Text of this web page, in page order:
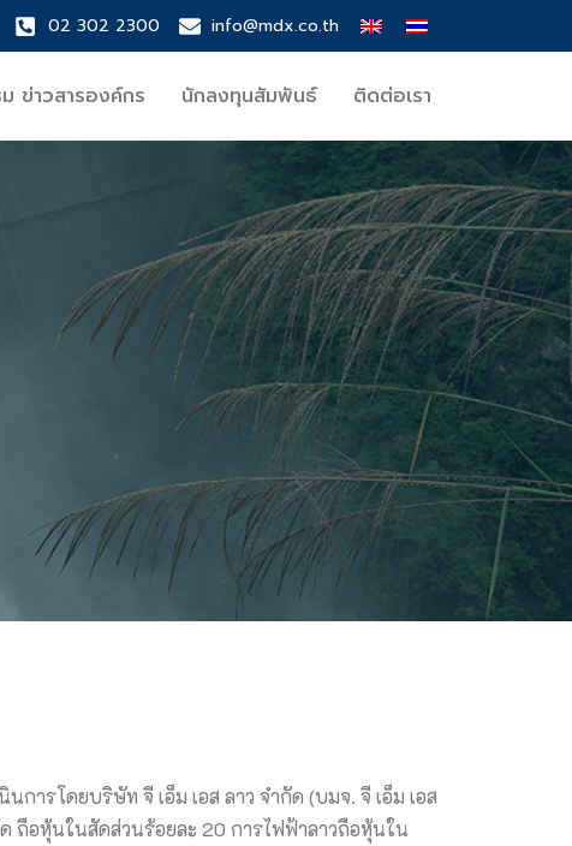
02 302 2300 info@mdx.co.th
ข่าวสารองค์กร นักลงทุนสัมพันธ์ ติดต่อเรา
ารโดยบริษัท จี เอ็ม เอส ลาว จำกัด (บมจ. จี เอ็ม เอส
ถือหุ้นในสัดส่วนร้อยละ 20 การไฟฟ้าลาวถือหุ้นใน